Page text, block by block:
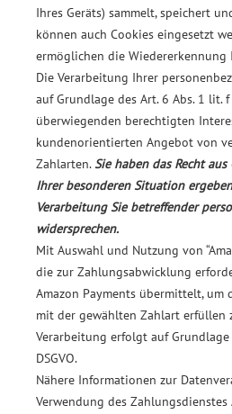
Ihres Geräts) sammelt, speichert
können auch Cookies eingesetzt
ermöglichen die Wiedererkennung
Die Verarbeitung Ihrer
auf Grundlage des Art. 6 Abs. 1 lit. f
überwiegenden berechtigten
kundenorientierten Angebot von
Zahlarten.Sie haben das Recht
Ihrer besonderen Situation
Verarbeitung Sie betreffender
widersprechen.
Mit Auswahl und Nutzung von
die zur Zahlungsabwicklung
Amazon Payments übermittelt, um
mit der gewählten Zahlart erfüllen
Verarbeitung erfolgt auf Grundlage
DSGVO.
Nähere Informationen zur
Verwendung des Zahlungsdienstes